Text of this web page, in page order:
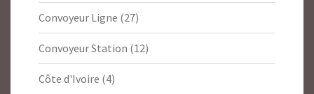
Convoyeur Ligne (27)
Convoyeur Station (12)
Côte d'Ivoire (4)